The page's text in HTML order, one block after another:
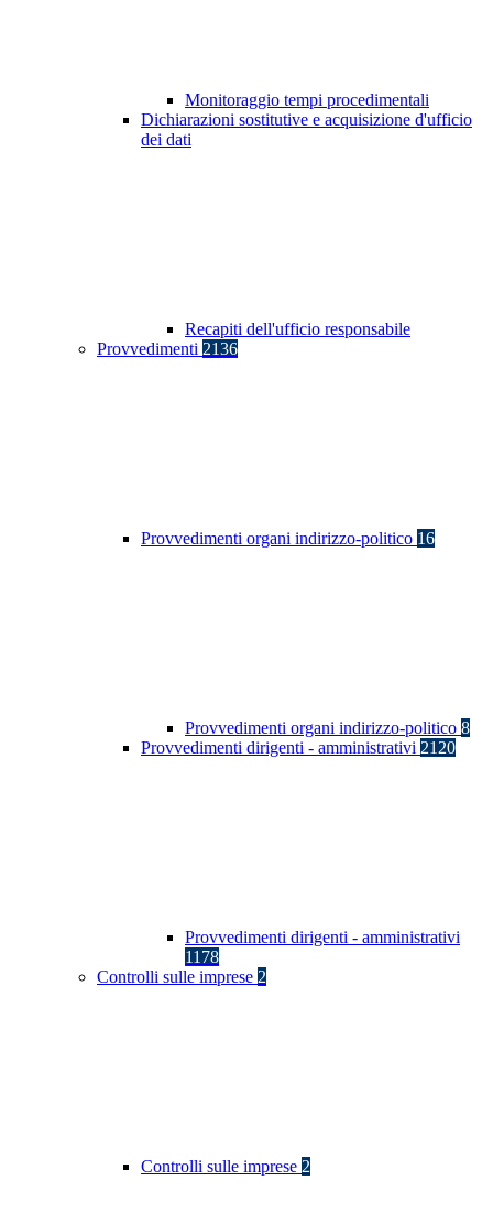
Monitoraggio tempi procedimentali
Dichiarazioni sostitutive e acquisizione d'ufficio
dei dati
Recapiti dell'ufficio responsabile
Provvedimenti 2136
Provvedimenti organi indirizzo-politico 16
Provvedimenti organi indirizzo-politico 8
Provvedimenti dirigenti - amministrativi 2120
Provvedimenti dirigenti - amministrativi
1178
Controlli sulle imprese 2
Controlli sulle imprese 2